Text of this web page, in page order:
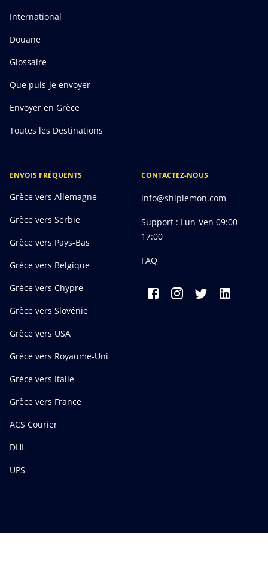
International
Douane
Glossaire
Que puis-je envoyer
Envoyer en Grèce
Toutes les Destinations
ENVOIS FRÉQUENTS
Grèce vers Allemagne
Grèce vers Serbie
Grèce vers Pays-Bas
Grèce vers Belgique
Grèce vers Chypre
Grèce vers Slovénie
Grèce vers USA
Grèce vers Royaume-Uni
Grèce vers Italie
Grèce vers France
ACS Courier
DHL
UPS
CONTACTEZ-NOUS
info@shiplemon.com
Support : Lun-Ven 09:00 -
17:00
FAQ